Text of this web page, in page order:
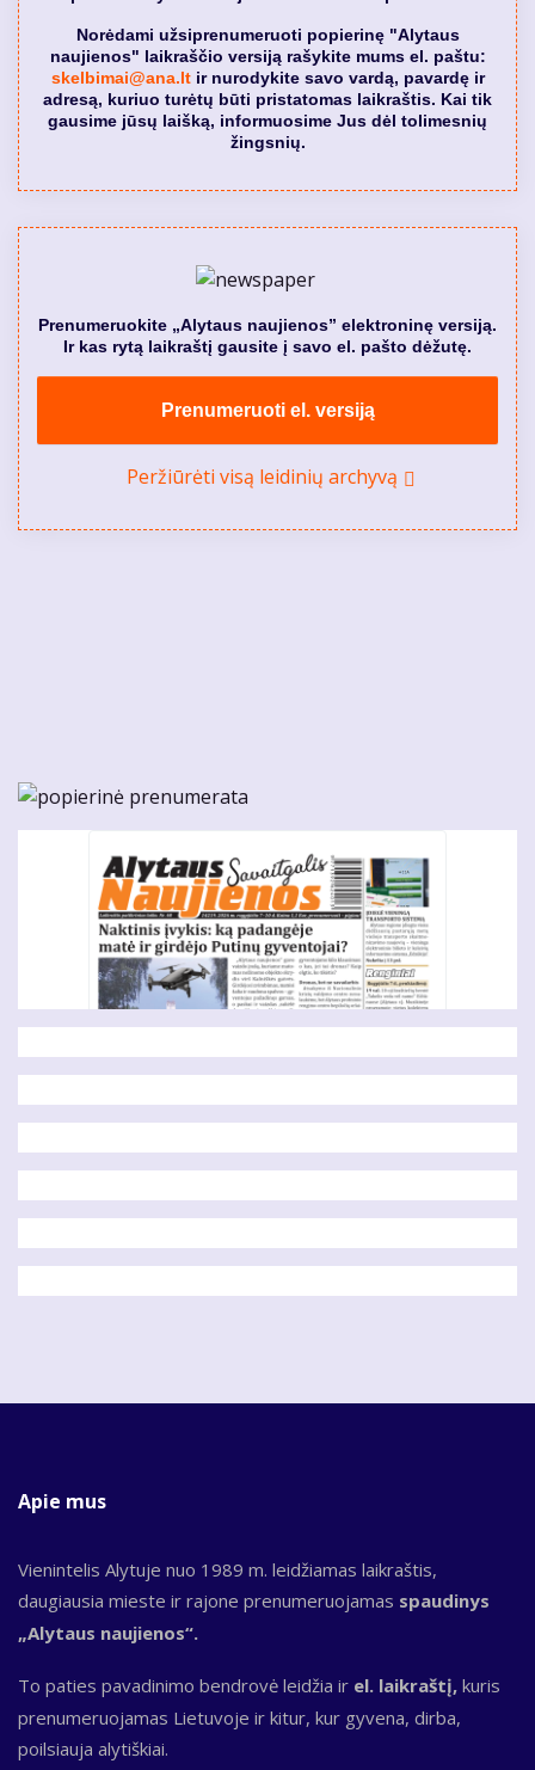
Norėdami užsiprenumeruoti popierinę "Alytaus
naujienos" laikraščio versiją rašykite mums el. paštu:
skelbimai@ana.ltir nurodykite savo vardą, pavardę ir
adresą, kuriuo turėtų būti pristatomas laikraštis. Kai tik
gausime jūsų laišką, informuosime Jus dėl tolimesnių
žingsnių.
Prenumeruokite „Alytaus naujienos” elektroninę versiją.
Ir kas rytą laikraštį gausite į savo el. pašto dėžutę.
Prenumeruoti el. versiją
Peržiūrėti visą leidinių archyvą
Apie mus
Vienintelis Alytuje nuo 1989 m. leidžiamas laikraštis,
daugiausia mieste ir rajone prenumeruojamas spaudinys
„Alytaus naujienos“.
To paties pavadinimo bendrovė leidžia ir el. laikraštį, kuris
prenumeruojamas Lietuvoje ir kitur, kur gyvena, dirba,
poilsiauja alytiškiai.